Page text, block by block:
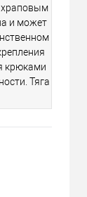
храповым
и может
крюками
Тяга